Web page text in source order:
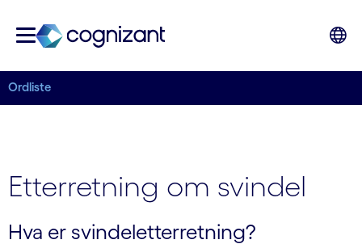
Ordliste
Etterretning om svindel
Hva er svindeletterretning?